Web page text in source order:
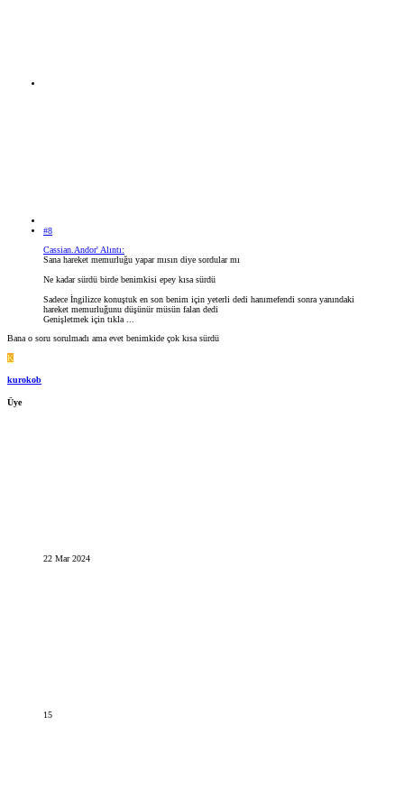
#8
Cassian.Andor' Alıntı:
Sana hareket memurluğu yapar mısın diye sordular mı
Ne kadar sürdü birde benimkisi epey kısa sürdü
Sadece İngilizce konuştuk en son benim için yeterli dedi hanımefendi sonra yanındaki
hareket memurluğunu düşünür müsün falan dedi
Genişletmek için tıkla ...
Bana o soru sorulmadı ama evet benimkide çok kısa sürdü
K
kurokob
Üye
22 Mar 2024
15